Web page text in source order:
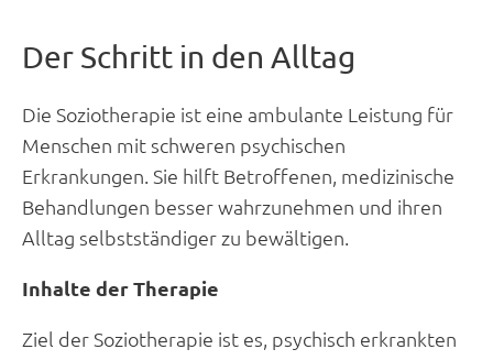
Der Schritt in den Alltag
Die Soziotherapie ist eine ambulante Leistung für
Menschen mit schweren psychischen
Erkrankungen. Sie hilft Betroffenen, medizinische
Behandlungen besser wahrzunehmen und ihren
Alltag selbstständiger zu bewältigen.
Inhalte der Therapie
Ziel der Soziotherapie ist es, psychisch erkrankten